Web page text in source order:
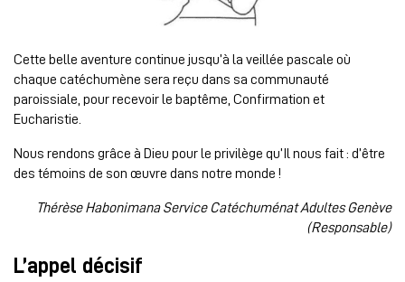
Cette belle aventure continue jusqu’à la veillée pascale où
chaque catéchumène sera reçu dans sa communauté
paroissiale, pour recevoir le baptême, Confirmation et
Eucharistie.
Nous rendons grâce à Dieu pour le privilège qu’Il nous fait : d’être
des témoins de son œuvre dans notre monde !
Thérèse Habonimana Service Catéchuménat Adultes Genève
(Responsable)
L’appel décisif